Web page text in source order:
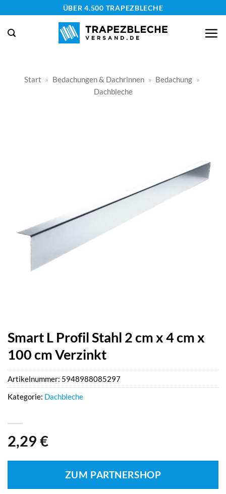
springen
ÜBER 4.500 TRAPEZBLECHE
Start » Bedachungen & Dachrinnen » Bedachung »
Dachbleche
Smart L Profil Stahl 2 cm x 4 cm x
100 cm Verzinkt
2,29 €
ZUM PARTNERSHOP
Artikelnummer: 5948988085297
Kategorie: Dachbleche